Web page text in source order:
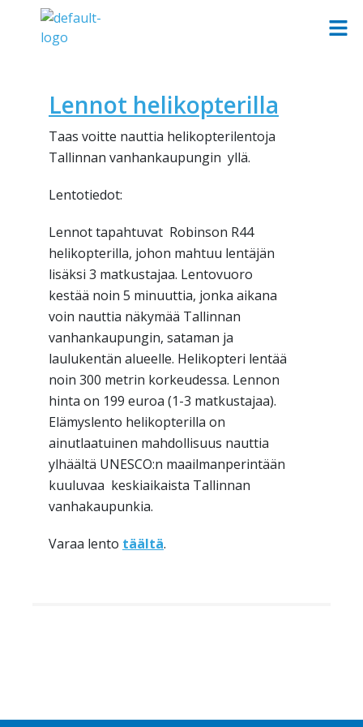
Lennot helikopterilla
Taas voitte nauttia helikopterilentoja
Tallinnan vanhankaupungin yllä.
Lentotiedot:
Lennot tapahtuvat Robinson R44
helikopterilla, johon mahtuu lentäjän
lisäksi 3 matkustajaa. Lentovuoro
kestää noin 5 minuuttia, jonka aikana
voin nauttia näkymää Tallinnan
vanhankaupungin, sataman ja
laulukentän alueelle. Helikopteri lentää
noin 300 metrin korkeudessa. Lennon
hinta on 199 euroa (1-3 matkustajaa).
Elämyslento helikopterilla on
ainutlaatuinen mahdollisuus nauttia
ylhäältä UNESCO:n maailmanperintään
kuuluvaa keskiaikaista Tallinnan
vanhakaupunkia.
Varaa lento täältä.